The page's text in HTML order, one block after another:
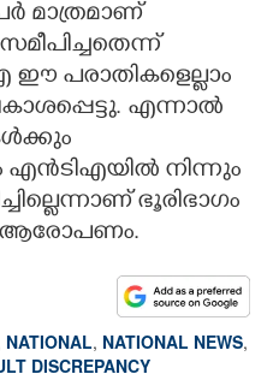
മാത്രമാണ്
ഈ പരാതികളെല്ലാം
എന്നാൽ
നിന്നും
ഭൂരിഭാഗം
ആരോപണം.
NATIONAL, NATIONAL NEWS,
DISCREPANCY